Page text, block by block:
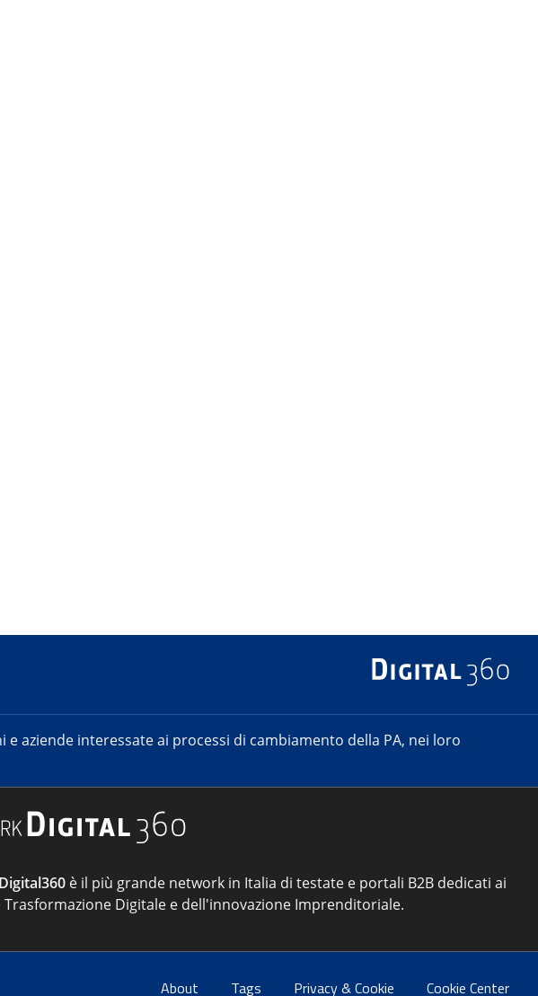
aziende interessate ai processi di cambiamento della PA, nei loro
è il più grande network in Italia di testate e portali B2B dedicati ai
Digitale e dell'innovazione Imprenditoriale.
About Tags Privacy & Cookie Cookie Center